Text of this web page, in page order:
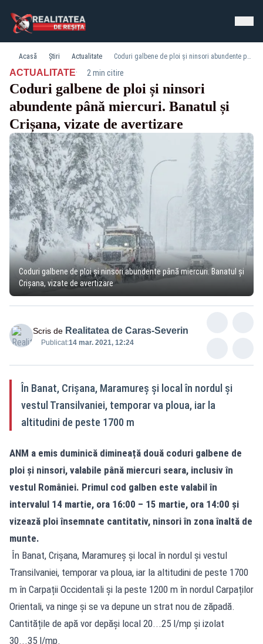
Acasă Știri Actualitate Coduri galbene de ploi și ninsori abundente până miercuri. Banatul și Crișana, vizate de avertizare
ACTUALITATE· 2 min citire
Coduri galbene de ploi și ninsori
abundente până miercuri. Banatul și
Crișana, vizate de avertizare
Coduri galbene de ploi și ninsori abundente până miercuri. Banatul și
Crișana, vizate de avertizare
Scris de Realitatea de Caras-Severin
Publicat:14 mar. 2021, 12:24
În Banat, Crișana, Maramureș și local în nordul și
vestul Transilvaniei, temporar va ploua, iar la
altitudini de peste 1700 m
ANM a emis duminică dimineață două coduri galbene de
ploi și ninsori, valabile până miercuri seara, inclusiv în
vestul României. Primul cod galben este valabil în
intervalul 14 martie, ora 16:00 – 15 martie, ora 14:00 și
vizează ploi însemnate cantitativ, ninsori în zona înaltă de
munte.
În Banat, Crișana, Maramureș și local în nordul și vestul
Transilvaniei, temporar va ploua, iar la altitudini de peste 1700
m în Carpații Occidentali și la peste 1200 m în nordul Carpaților
Orientali, va ninge și se va depune un strat nou de zăpadă.
Cantitățile de apă vor depăși local 20...25 l/mp și izolat
30...35 l/mp.